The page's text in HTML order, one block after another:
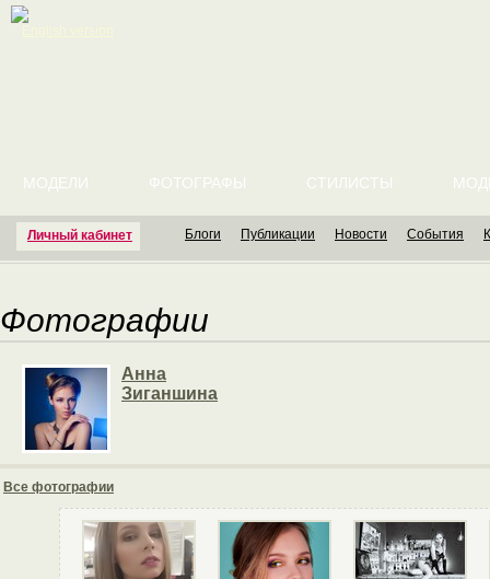
Личный кабинет
МОДЕЛИ ФОТОГРАФЫ СТИЛИСТЫ
Блоги Публикации Новости События
Фотографии
Анна
Зиганшина
Все фотографии